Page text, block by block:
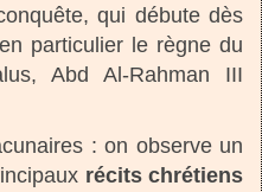
qui débute dès
particulier le règne du
Abd Al-Rahman III
: on observe un
récits chrétiens